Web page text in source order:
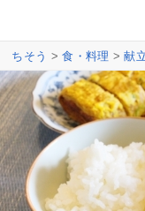
ちそう >食・料理 >献